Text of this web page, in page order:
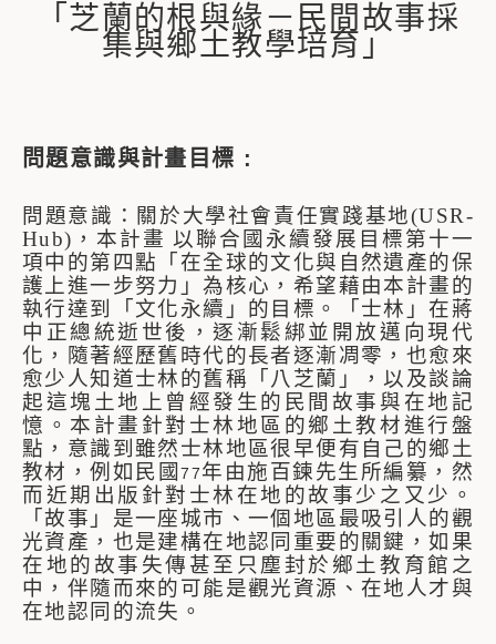
「 芝蘭的根與緣－民間故事採
集與鄉土教學培育 」
問題意識與計畫目標 :
問題意識：關於大學社會責任實踐基地(USR-
Hub) ，本計畫 以聯合國永續發展目標第十一
項中的第四點「在全球的文化與自然遺產的保
護上進一步努力」為核心，希望藉由本計畫的
執行達到「文化永續」的目標。「士林」在蔣
中正總統逝世後，逐漸鬆綁並開放邁向現代
化，隨著經歷舊時代的長者逐漸凋零，也愈來
愈少人知道士林的舊稱「八芝蘭」，以及談論
起這塊土地上曾經發生的民間故事與在地記
憶。本計畫針對士林地區的鄉土教材進行盤
點，意識到雖然士林地區很早便有自己的鄉土
教材，例如民國77年由施百鍊先生所編纂，然
而近期出版針對士林在地的故事少之又少。
「故事」是一座城市、一個地區最吸引人的觀
光資產，也是建構在地認同重要的關鍵，如果
在地的故事失傳甚至只塵封於鄉土教育館之
中，伴隨而來的可能是觀光資源、在地人才與
在地認同的流失。